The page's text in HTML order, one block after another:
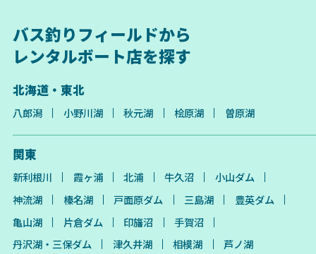
バス釣りフィールドから
レンタルボート店を探す
北海道・東北
八郎潟 小野川湖 秋元湖 桧原湖 曽原湖
関東
新利根川 霞ヶ浦 北浦 牛久沼
小山ダム
神流湖
榛名湖 戸面原ダム 三島湖
豊英ダム
亀山湖
片倉ダム 印旛沼
手賀沼
丹沢湖・三保ダム
津久井湖 相模湖 芦ノ湖